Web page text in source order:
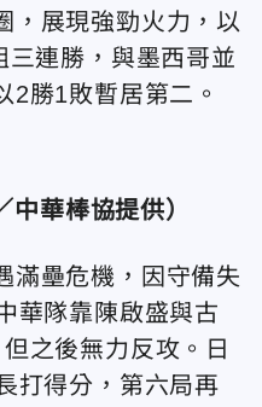
，展現強勁火力，以
連勝，與墨西哥並
2勝1敗暫居第二。
中華棒協提供）
滿壘危機，因守備失
華隊靠陳啟盛與古
之後無力反攻。日
打得分，第六局再